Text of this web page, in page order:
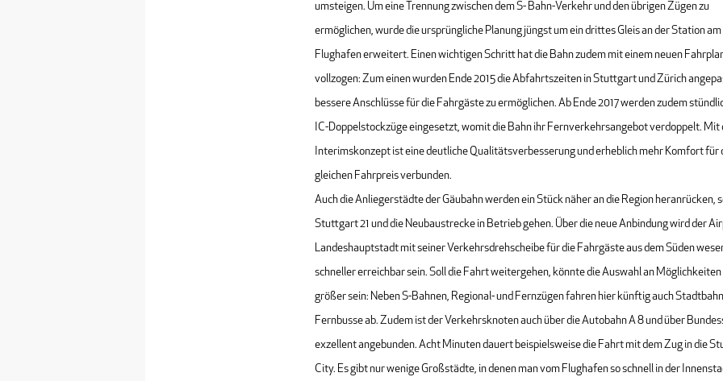
umsteigen. Um eine Trennung zwischen dem S- Bahn-Verkehr und den übrigen Zügen zu
ermöglichen, wurde die ursprüngliche Planung jüngst um ein drittes Gleis an der Station am
Flughafen erweitert. Einen wichtigen Schritt hat die Bahn zudem mit einem neuen
vollzogen: Zum einen wurden Ende 2015 die Abfahrtszeiten in Stuttgart und Zürich
bessere Anschlüsse für die Fahrgäste zu ermöglichen. Ab Ende 2017 werden zudem
IC-Doppelstockzüge eingesetzt, womit die Bahn ihr Fernverkehrsangebot verdoppelt. Mit
Interimskonzept ist eine deutliche Qualitätsverbesserung und erheblich mehr Komfort für
gleichen Fahrpreis verbunden.
Auch die Anliegerstädte der Gäubahn werden ein Stück näher an die Region heranrücken,
Stuttgart 21 und die Neubaustrecke in Betrieb gehen. Über die neue Anbindung wird der
Landeshauptstadt mit seiner Verkehrsdrehscheibe für die Fahrgäste aus dem Süden
schneller erreichbar sein. Soll die Fahrt weitergehen, könnte die Auswahl an
größer sein: Neben S-Bahnen, Regional- und Fernzügen fahren hier künftig auch
Fernbusse ab. Zudem ist der Verkehrsknoten auch über die Autobahn A 8 und über
exzellent angebunden. Acht Minuten dauert beispielsweise die Fahrt mit dem Zug in die
City. Es gibt nur wenige Großstädte, in denen man vom Flughafen so schnell in der